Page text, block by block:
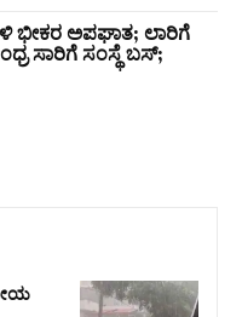
ಅಪಘಾತ; ಲಾರಿಗೆ
ಸಾರಿಗೆ ಸಂಸ್ಥೆ ಬಸ್;‌